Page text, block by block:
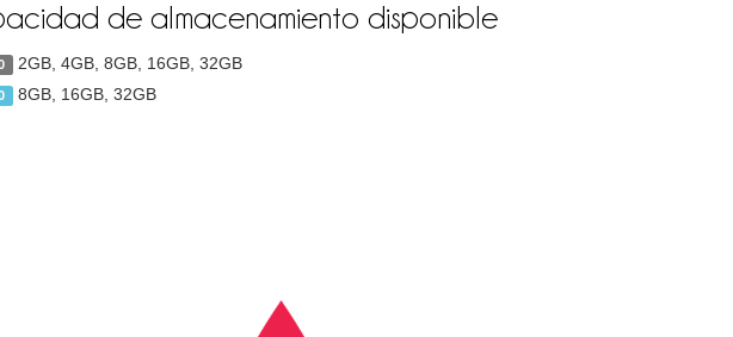
de almacenamiento disponible
2GB, 4GB, 8GB, 16GB, 32GB
8GB, 16GB, 32GB